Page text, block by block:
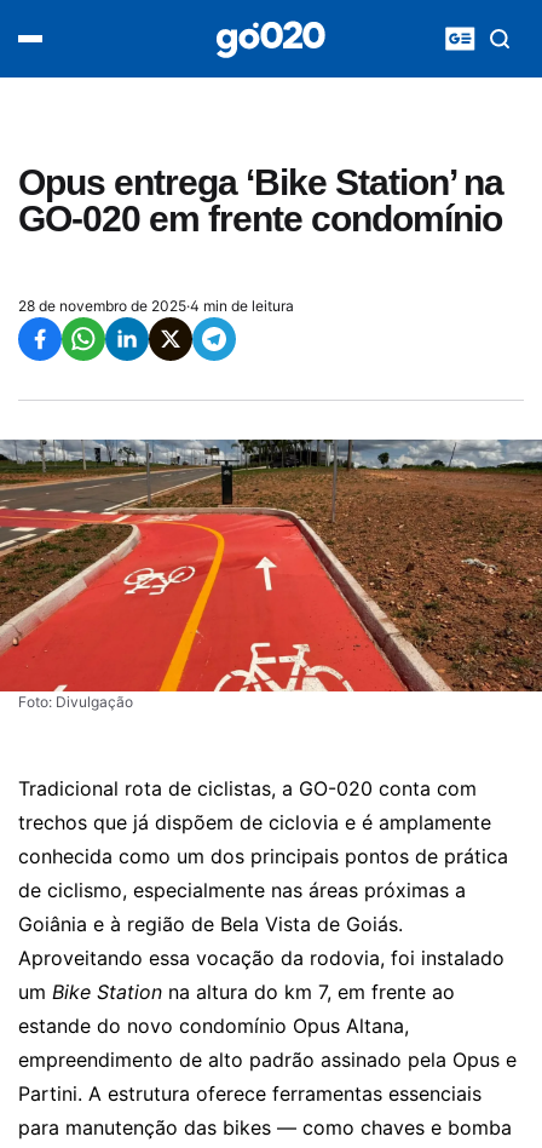
Opus entrega ‘Bike Station’ na
GO-020 em frente condomínio
28 de novembro de 2025·4 min de leitura
Foto: Divulgação
Tradicional rota de ciclistas, a GO-020 conta com
trechos que já dispõem de ciclovia e é amplamente
conhecida como um dos principais pontos de prática
de ciclismo, especialmente nas áreas próximas a
Goiânia e à região de Bela Vista de Goiás.
Aproveitando essa vocação da rodovia, foi instalado
um Bike Station na altura do km 7, em frente ao
estande do novo condomínio Opus Altana,
empreendimento de alto padrão assinado pela Opus e
Partini. A estrutura oferece ferramentas essenciais
para manutenção das bikes — como chaves e bomba
acontece agora
entretenimento
vídeos
pod020